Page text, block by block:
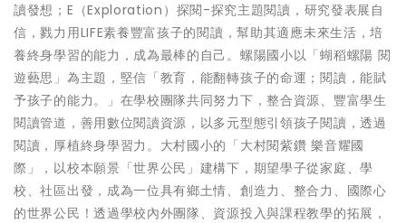
讀發想；E（Exploration）探閱-探究主題閱讀，研究發表展自
信，戮力用LIFE素養豐富孩子的閱讀，幫助其適應未來生活，培
養終身學習的能力，成為最棒的自己。螺陽國小以「蝴稻螺陽 閱
遊藝思」為主題，堅信「教育，能翻轉孩子的命運；閱讀，能賦
予孩子的能力。」在學校團隊共同努力下，整合資源、豐富學生
閱讀管道，善用數位閱讀資源，以多元型態引領孩子閱讀，透過
閱讀，厚植終身學習力。大村國小的「大村閱紫鑽 樂音耀國
際」，以校本願景「世界公民」建構下，期望學子從家庭、學
校、社區出發，成為一位具有鄉土情、創造力、整合力、國際心
的世界公民！透過學校內外團隊、資源投入與課程教學的拓展，